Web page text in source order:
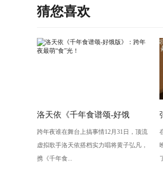
猜您喜欢
洛天依《千年食谱颂-好饿
版》：跨年夜最萌“食”光！
跨年夜谁在舞台上搞事情12月31日，顶流
虚拟歌手洛天依搭档实力唱将黄子弘凡，
携《千年食...